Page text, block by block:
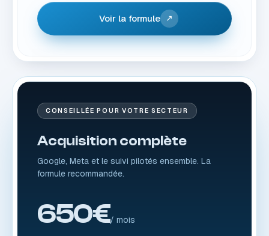
Voir la formule ↗
CONSEILLÉE POUR VOTRE SECTEUR
Acquisition complète
Google, Meta et le suivi pilotés ensemble. La
formule recommandée.
650€/ mois